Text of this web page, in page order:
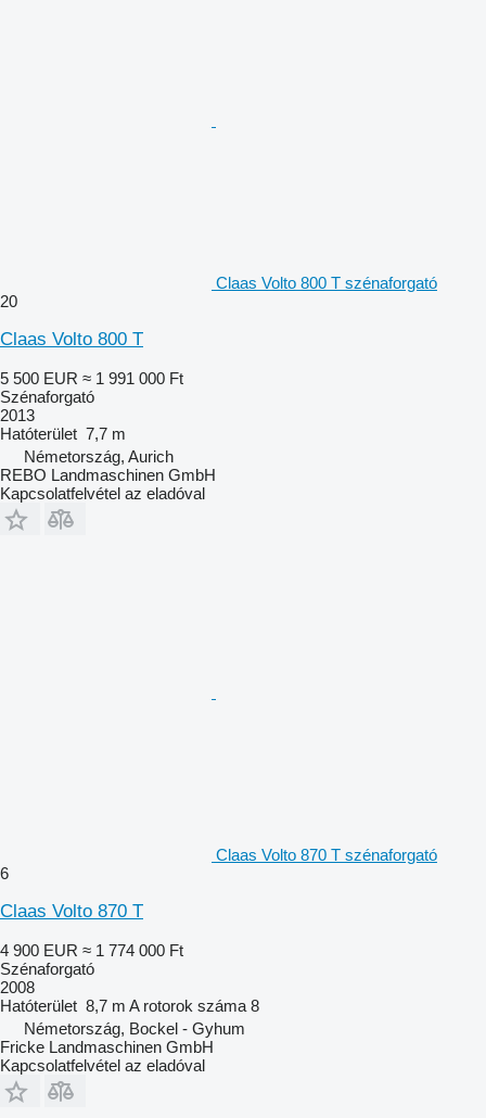
Claas Volto 800 T szénaforgató
20
Claas Volto 800 T
5 500 EUR ≈ 1 991 000 Ft
Szénaforgató
2013
Hatóterület 7,7 m
Németország, Aurich
REBO Landmaschinen GmbH
Kapcsolatfelvétel az eladóval
Claas Volto 870 T szénaforgató
6
Claas Volto 870 T
4 900 EUR ≈ 1 774 000 Ft
Szénaforgató
2008
Hatóterület 8,7 m A rotorok száma 8
Németország, Bockel - Gyhum
Fricke Landmaschinen GmbH
Kapcsolatfelvétel az eladóval